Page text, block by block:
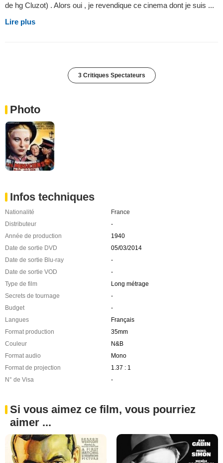
de hg Cluzot) . Alors oui , je revendique ce cinema dont je suis ...
Lire plus
3 Critiques Spectateurs
Photo
Infos techniques
Nationalité
France
Distributeur
-
Année de production
1940
Date de sortie DVD
05/03/2014
Date de sortie Blu-ray
-
Date de sortie VOD
-
Type de film
Long métrage
Secrets de tournage
-
Budget
-
Langues
Français
Format production
35mm
Couleur
N&B
Format audio
Mono
Format de projection
1.37 : 1
N° de Visa
-
Si vous aimez ce film, vous pourriez
aimer ...